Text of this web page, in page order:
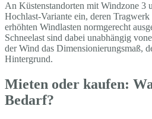
An Küstenstandorten mit Windzone 3
Hochlast-Variante ein, deren
erhöhten Windlasten normgerecht
Schneelast sind dabei unabhängig
der Wind das Dimensionierungsmaß,
Hintergrund.
Mieten oder kaufen:
Bedarf?